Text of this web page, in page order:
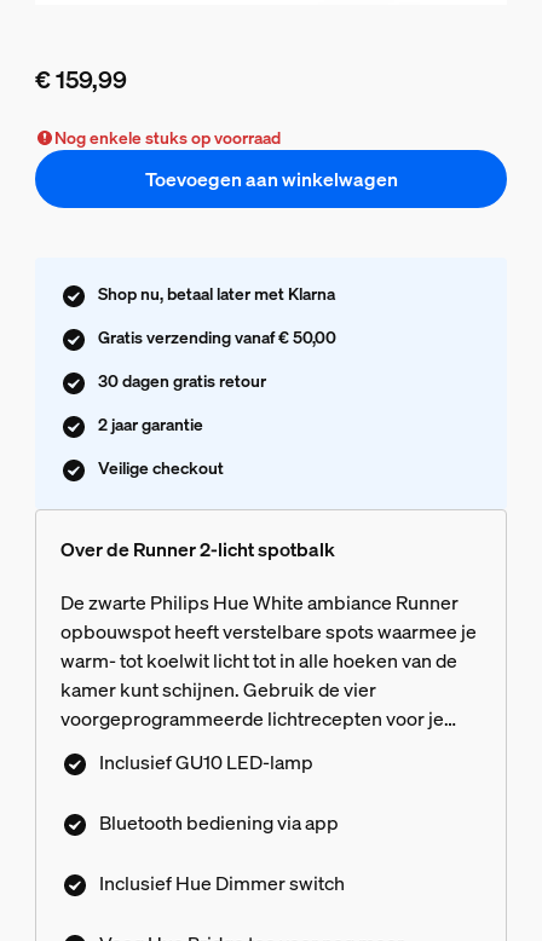
€ 159,99
Nog enkele stuks op voorraad
Toevoegen aan winkelwagen
Shop nu, betaal later met Klarna
Gratis verzending vanaf € 50,00
30 dagen gratis retour
2 jaar garantie
Veilige checkout
Over de Runner 2-licht spotbalk
De zwarte Philips Hue White ambiance Runner
opbouwspot heeft verstelbare spots waarmee je
warm- tot koelwit licht tot in alle hoeken van de
kamer kunt schijnen. Gebruik de vier
voorgeprogrammeerde lichtrecepten voor je
dagelijkse routines en profiteer van de draadloze
bediening met de meegeleverde Hue dimmer
verbindt met de Hue Bridge, ontgrendel je alle
Inclusief GU10 LED-lamp
Bluetooth bediening via app
Inclusief Hue Dimmer switch